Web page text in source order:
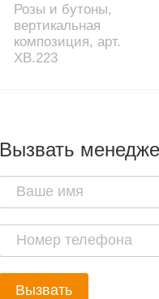
Розы и бутоны,
вертикальная
композиция, арт.
XB.223
Вызвать
Вызвать